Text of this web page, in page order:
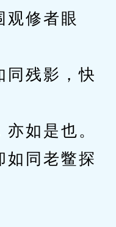
修者眼
残影，快
如是也。
同老鳖探